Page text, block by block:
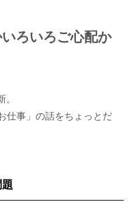
ろいろご心配か
仕事」の話をちょっとだ